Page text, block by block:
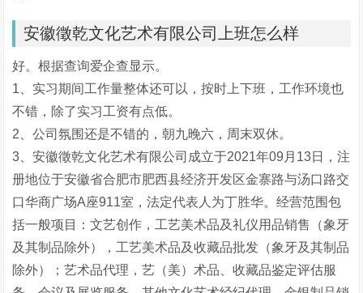
安徽徵乾文化艺术有限公司上班怎么样
好。根据查询爱企查显示。
1、实习期间工作量整体还可以，按时上下班，工作环境也
不错，除了实习工资有点低。
2、公司氛围还是不错的，朝九晚六，周末双休。
3、安徽徵乾文化艺术有限公司成立于2021年09月13日，注
册地位于安徽省合肥市肥西县经济开发区金寨路与汤口路交
口华商广场A座911室，法定代表人为丁胜华。经营范围包
括一般项目：文艺创作，工艺美术品及礼仪用品销售（象牙
及其制品除外），工艺美术品及收藏品批发（象牙及其制品
除外）；艺术品代理，艺（美）术品、收藏品鉴定评估服